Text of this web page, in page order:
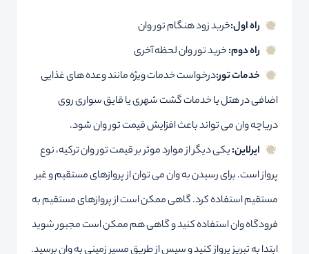
راه اول:خرید زود هنگام تور وان
راه دوم:خرید تور وان لحظه آخری
خدمات تور:درخواست خدمات ویژه مانند وعده های غذایی
اضافی در هتل یا خدمات گشت شهری یا قایق سواری روی
دریاچه وان می تواند باعث افزایش قیمت تور وان شود.
ایرلاین:یکی دیگر از موارد موثر بر قیمت تور وان ترکیه، نوع
پرواز است. برای رسیدن به وان می توان از پروازهای مستقیم و غیر
مستقیم استفاده کرد. گاهی ممکن است از پروازهای مستقیم به
فرودگاه وان استفاده کنید و گاهی هم ممکن است مجبور شوید
ابتدا به تبریز پرواز کنید و سپس از طریق مسیر زمینی به وان برسید.